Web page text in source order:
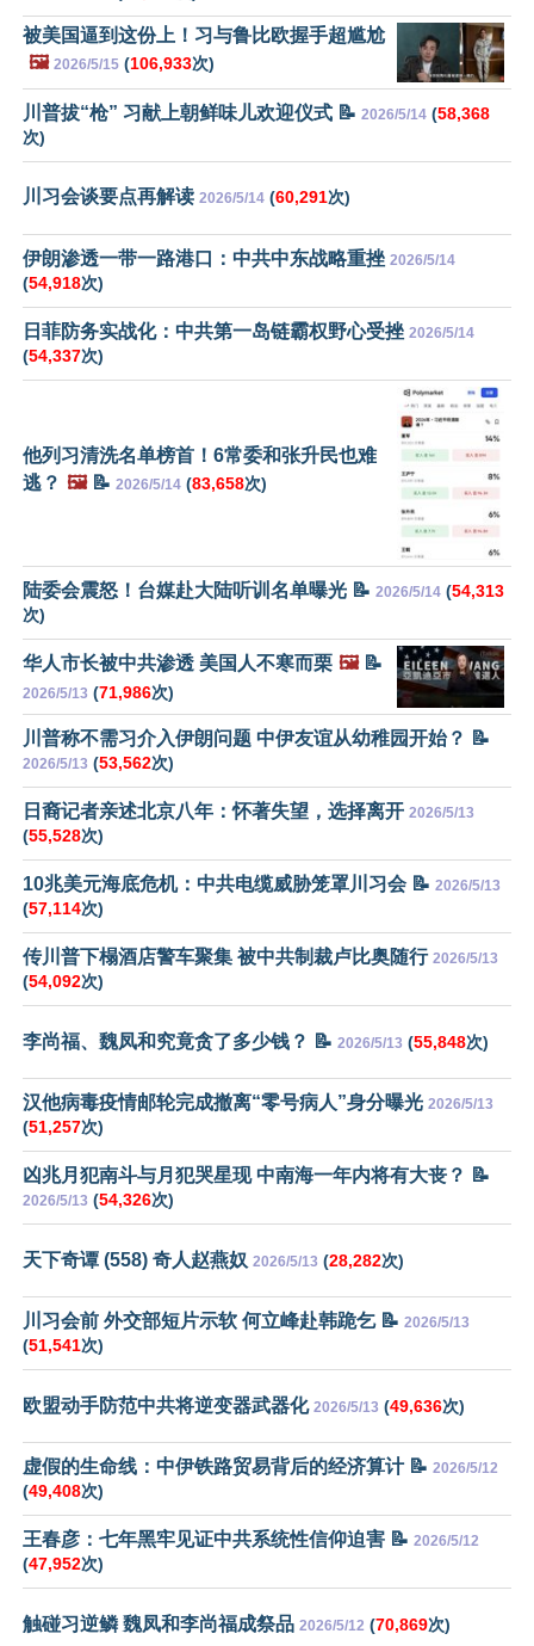
被美国逼到这份上！习与鲁比欧握手超尴尬
🖼️ 2026/5/15 (106,933次)
川普拔“枪” 习献上朝鲜味儿欢迎仪式 📝 2026/5/14 (58,368
次)
川习会谈要点再解读 2026/5/14 (60,291次)
伊朗渗透一带一路港口：中共中东战略重挫 2026/5/14
(54,918次)
日菲防务实战化：中共第一岛链霸权野心受挫 2026/5/14
(54,337次)
他列习清洗名单榜首！6常委和张升民也难
逃？ 🖼️📝 2026/5/14 (83,658次)
陆委会震怒！台媒赴大陆听训名单曝光 📝 2026/5/14 (54,313
次)
华人市长被中共渗透 美国人不寒而栗 🖼️📝
2026/5/13 (71,986次)
川普称不需习介入伊朗问题 中伊友谊从幼稚园开始？ 📝
2026/5/13 (53,562次)
日裔记者亲述北京八年：怀著失望，选择离开 2026/5/13
(55,528次)
10兆美元海底危机：中共电缆威胁笼罩川习会 📝 2026/5/13
(57,114次)
传川普下榻酒店警车聚集 被中共制裁卢比奥随行 2026/5/13
(54,092次)
李尚福、魏凤和究竟贪了多少钱？ 📝 2026/5/13 (55,848次)
汉他病毒疫情邮轮完成撤离“零号病人”身分曝光 2026/5/13
(51,257次)
凶兆月犯南斗与月犯哭星现 中南海一年内将有大丧？ 📝
2026/5/13 (54,326次)
天下奇谭 (558) 奇人赵燕奴 2026/5/13 (28,282次)
川习会前 外交部短片示软 何立峰赴韩跪乞 📝 2026/5/13
(51,541次)
欧盟动手防范中共将逆变器武器化 2026/5/13 (49,636次)
虚假的生命线：中伊铁路贸易背后的经济算计 📝 2026/5/12
(49,408次)
王春彦：七年黑牢见证中共系统性信仰迫害 📝 2026/5/12
(47,952次)
触碰习逆鳞 魏凤和李尚福成祭品 2026/5/12 (70,869次)